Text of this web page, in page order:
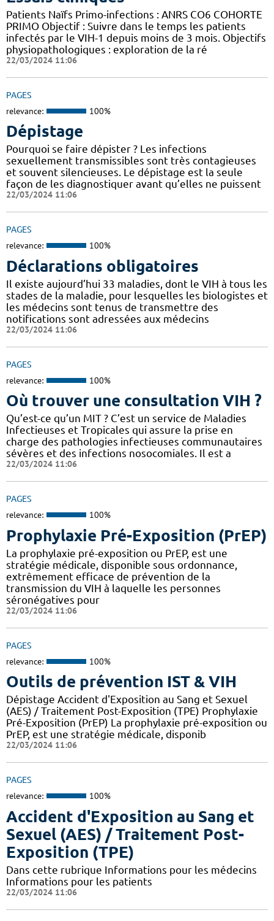
Patients Naïfs Primo-infections : ANRS CO6 COHORTE
PRIMO Objectif : Suivre dans le temps les patients
infectés par le VIH-1 depuis moins de 3 mois. Objectifs
physiopathologiques : exploration de la ré
22/03/2024 11:06
PAGES
relevance: 100%
Dépistage
Pourquoi se faire dépister ? Les infections
sexuellement transmissibles sont très contagieuses
et souvent silencieuses. Le dépistage est la seule
façon de les diagnostiquer avant qu’elles ne puissent
22/03/2024 11:06
PAGES
relevance: 100%
Déclarations obligatoires
Il existe aujourd’hui 33 maladies, dont le VIH à tous les
stades de la maladie, pour lesquelles les biologistes et
les médecins sont tenus de transmettre des
notifications sont adressées aux médecins
22/03/2024 11:06
PAGES
relevance: 100%
Où trouver une consultation VIH ?
Qu’est-ce qu’un MIT ? C’est un service de Maladies
Infectieuses et Tropicales qui assure la prise en
charge des pathologies infectieuses communautaires
sévères et des infections nosocomiales. Il est a
22/03/2024 11:06
PAGES
relevance: 100%
Prophylaxie Pré-Exposition (PrEP)
La prophylaxie pré-exposition ou PrEP, est une
stratégie médicale, disponible sous ordonnance,
extrêmement efficace de prévention de la
transmission du VIH à laquelle les personnes
séronégatives pour
22/03/2024 11:06
PAGES
relevance: 100%
Outils de prévention IST & VIH
Dépistage Accident d'Exposition au Sang et Sexuel
(AES) / Traitement Post-Exposition (TPE) Prophylaxie
Pré-Exposition (PrEP) La prophylaxie pré-exposition ou
PrEP, est une stratégie médicale, disponib
22/03/2024 11:06
PAGES
relevance: 100%
Accident d'Exposition au Sang et
Sexuel (AES) / Traitement Post-
Exposition (TPE)
Dans cette rubrique Informations pour les médecins
Informations pour les patients
22/03/2024 11:06